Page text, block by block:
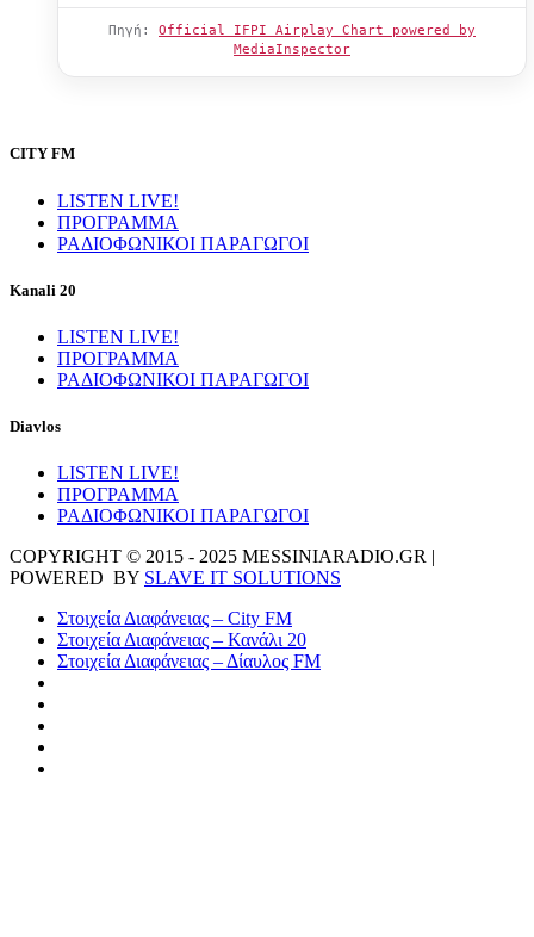
Πηγή: Official IFPI Airplay Chart powered by
MediaInspector
CITY FM
LISTEN LIVE!
ΠΡΟΓΡΑΜΜΑ
ΡΑΔΙΟΦΩΝΙΚΟΙ ΠΑΡΑΓΩΓΟΙ
Kanali 20
LISTEN LIVE!
ΠΡΟΓΡΑΜΜΑ
ΡΑΔΙΟΦΩΝΙΚΟΙ ΠΑΡΑΓΩΓΟΙ
Diavlos
LISTEN LIVE!
ΠΡΟΓΡΑΜΜΑ
ΡΑΔΙΟΦΩΝΙΚΟΙ ΠΑΡΑΓΩΓΟΙ
COPYRIGHT © 2015 - 2025 MESSINIARADIO.GR |
POWERED BY SLAVE IT SOLUTIONS
Στοιχεία Διαφάνειας – City FM
Στοιχεία Διαφάνειας – Κανάλι 20
Στοιχεία Διαφάνειας – Δίαυλος FM